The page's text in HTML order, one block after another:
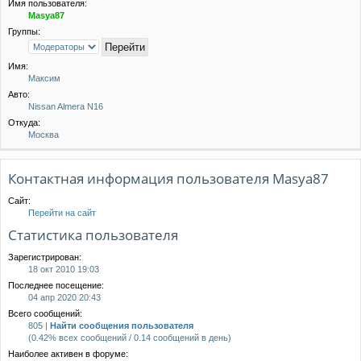
Имя пользователя:
Masya87
Группы:
Имя:
Максим
Авто:
Nissan Almera N16
Откуда:
Москва
Контактная информация пользователя Masya87
Сайт:
Перейти на сайт
Статистика пользователя
Зарегистрирован:
18 окт 2010 19:03
Последнее посещение:
04 апр 2020 20:43
Всего сообщений:
805 | Найти сообщения пользователя
(0.42% всех сообщений / 0.14 сообщений в день)
Наиболее активен в форуме: